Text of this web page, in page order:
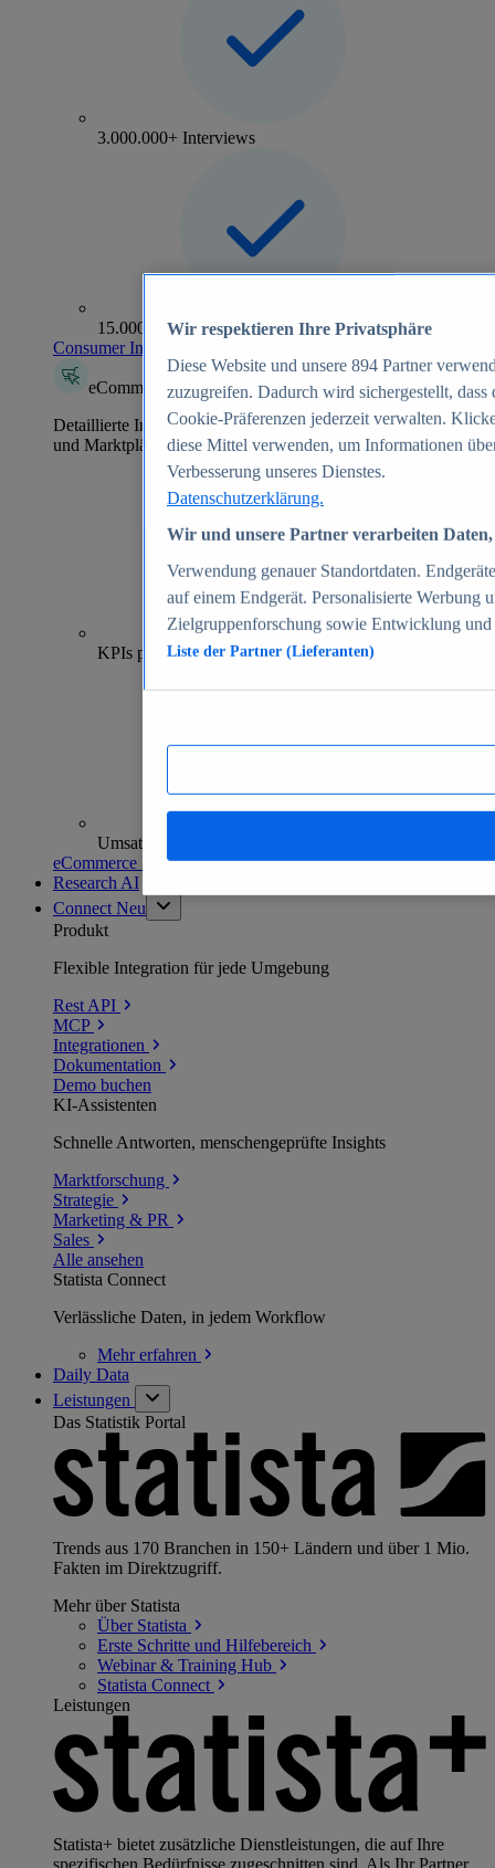
3.000.000+ Interviews
15.000+ Marken
Consumer Insights entdecken
eCommerce Insights
Detaillierte Informationen zu mehr als 39.000 Online-Shops
und Marktplätzen
70+
KPIs pro Shop
Umsatzanalysen und -prognosen
eCommerce Insights entdecken
Research AI
Connect Neu
Produkt
Flexible Integration für jede Umgebung
Rest API
MCP
Integrationen
Dokumentation
Demo buchen
KI-Assistenten
Schnelle Antworten, menschengeprüfte Insights
Marktforschung
Strategie
Marketing & PR
Sales
Alle ansehen
Statista Connect
Verlässliche Daten, in jedem Workflow
Mehrerfahren
Daily Data
Leistungen
Das Statistik Portal
Trends aus 170 Branchen in 150+ Ländern und über 1 Mio.
Fakten im Direktzugriff.
Mehr über Statista
Über Statista
Erste Schritte und Hilfebereich
Webinar & Training Hub
Statista Connect
Leistungen
Statista+ bietet zusätzliche Dienstleistungen, die auf Ihre
spezifischen Bedürfnisse zugeschnitten sind. Als Ihr Partner
Wir respektieren Ihre Privatsphäre
Diese Website und unsere 894 Partner
zuzugreifen. Dadurch wird sichergestellt,
Cookie-Präferenzen jederzeit verwalten.
diese Mittel verwenden, um Informationen
Verbesserung unseres Dienstes.
Datenschutzerklärung.
Wir und unsere Partner verarbeiten
Verwendung genauer Standortdaten.
auf einem Endgerät. Personalisierte Werbung
Zielgruppenforschung sowie Entwicklung
Liste der Partner (Lieferanten)